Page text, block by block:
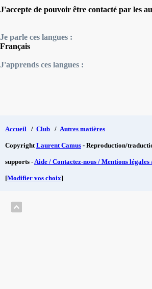
J'accepte de pouvoir être contacté par les
Je parle ces langues :
Français
J'apprends ces langues :
Accueil / Club / Autres matières
CopyrightLaurent Camus - Reproduction/
supports -Aide / Contactez-nous / Mentions
[Modifier vos choix]